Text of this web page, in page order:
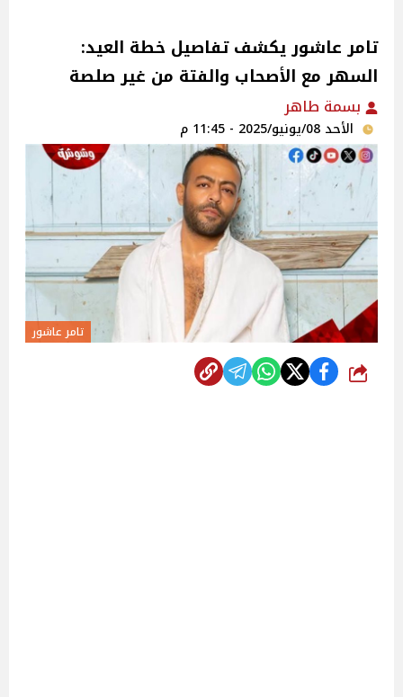
تامر عاشور يكشف تفاصيل خطة العيد:
السهر مع الأصحاب والفتة من غير صلصة‎
بسمة طاهر
الأحد 08/يونيو/2025 - 11:45 م
تامر عاشور
شارك